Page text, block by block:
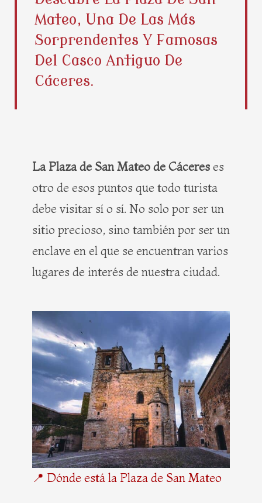
b
o
o
i
t
t
e
r
e
r
e
t
a
g
r
a
Mateo, Una De Las Más
Sorprendentes Y Famosas
Del Casco Antiguo De
Cáceres.
La Plaza de San Mateo de Cáceres es
otro de esos puntos que todo turista
debe visitar sí o sí. No solo por ser un
sitio precioso, sino también por ser un
enclave en el que se encuentran varios
lugares de interés de nuestra ciudad.
📍 Dónde está la Plaza de San Mateo